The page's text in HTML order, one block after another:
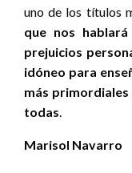
uno de los títulos
que nos
prejuicios
idóneo para
más primordiales
todas
Marisol Navarro